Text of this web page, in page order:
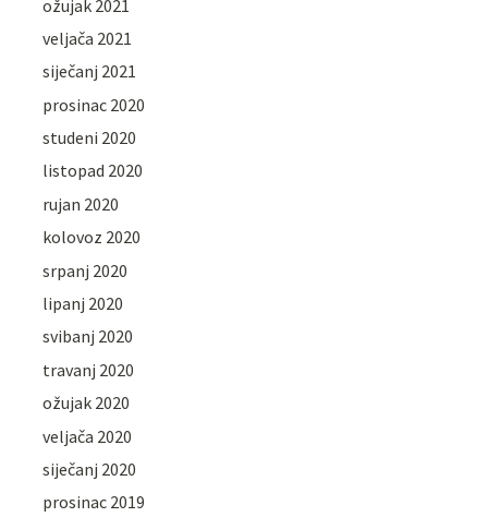
ožujak 2021
veljača 2021
siječanj 2021
prosinac 2020
studeni 2020
listopad 2020
rujan 2020
kolovoz 2020
srpanj 2020
lipanj 2020
svibanj 2020
travanj 2020
ožujak 2020
veljača 2020
siječanj 2020
prosinac 2019